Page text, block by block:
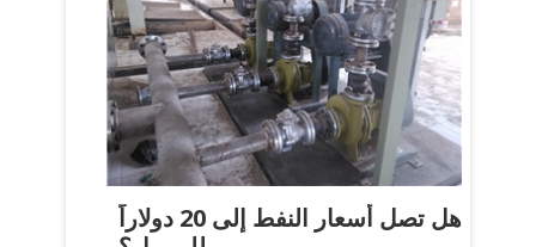
هل تصل أسعار النفط إلى 20 دولاراً